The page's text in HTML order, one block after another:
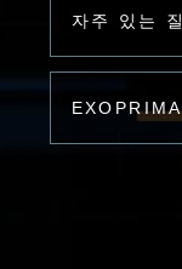
자주 있는